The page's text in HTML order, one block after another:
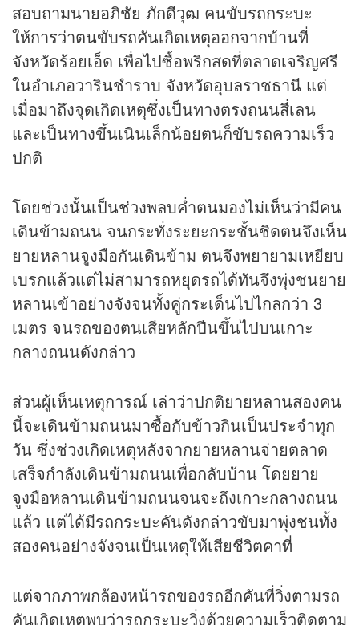
สอบถามนายอภิชัย ภักดีวุฒ คนขับรถกระบะ
ให้การว่าตนขับรถคันเกิดเหตุออกจากบ้านที่
จังหวัดร้อยเอ็ด เพื่อไปซื้อพริกสดที่ตลาดเจริญศรี
ในอำเภอวารินชำราบ จังหวัดอุบลราชธานี แต่
เมื่อมาถึงจุดเกิดเหตุซึ่งเป็นทางตรงถนนสี่เลน
และเป็นทางขึ้นเนินเล็กน้อยตนก็ขับรถความเร็ว
ปกติ
โดยช่วงนั้นเป็นช่วงพลบค่ำตนมองไม่เห็นว่ามีคน
เดินข้ามถนน จนกระทั่งระยะกระชั้นชิดตนจึงเห็น
ยายหลานจูงมือกันเดินข้าม ตนจึงพยายามเหยียบ
เบรกแล้วแต่ไม่สามารถหยุดรถได้ทันจึงพุ่งชนยาย
หลานเข้าอย่างจังจนทั้งคู่กระเด็นไปไกลกว่า 3
เมตร จนรถของตนเสียหลักปีนขึ้นไปบนเกาะ
กลางถนนดังกล่าว
ส่วนผู้เห็นเหตุการณ์ เล่าว่าปกติยายหลานสองคน
นี้จะเดินข้ามถนนมาซื้อกับข้าวกินเป็นประจำทุก
วัน ซึ่งช่วงเกิดเหตุหลังจากยายหลานจ่ายตลาด
เสร็จกำลังเดินข้ามถนนเพื่อกลับบ้าน โดยยาย
จูงมือหลานเดินข้ามถนนจนจะถึงเกาะกลางถนน
แล้ว แต่ได้มีรถกระบะคันดังกล่าวขับมาพุ่งชนทั้ง
สองคนอย่างจังจนเป็นเหตุให้เสียชีวิตคาที่
แต่จากภาพกล้องหน้ารถของรถอีกคันที่วิ่งตามรถ
คันเกิดเหตุพบว่ารถกระบะวิ่งด้วยความเร็วติดตาม